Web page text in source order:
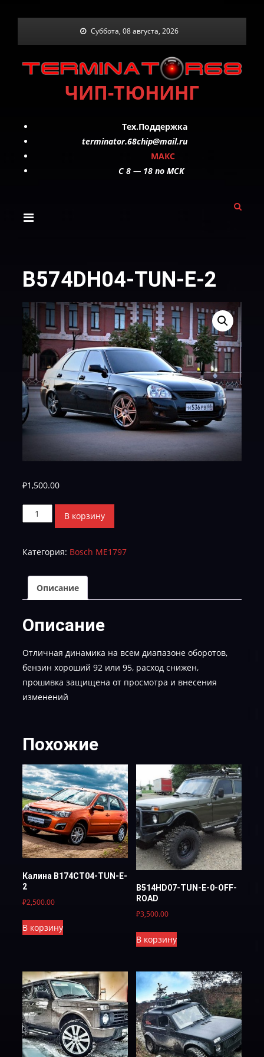
Суббота, 08 августа, 2026
ЧИП-ТЮНИНГ
Тех.Поддержка
terminator.68chip@mail.ru
МАКС
C 8 — 18 по МСК
B574DH04-TUN-E-2
₽1,500.00
Количество
товара
TUN-
В корзину
Категория: Bosch ME1797
Описание
Описание
Отличная динамика на всем диапазоне оборотов,
бензин хороший 92 или 95, расход снижен,
прошивка защищена от просмотра и внесения
изменений
Похожие
Калина B174CT04-TUN-E-
2
₽2,500.00
В корзину
B514HD07-TUN-E-0-OFF-
ROAD
₽3,500.00
В корзину